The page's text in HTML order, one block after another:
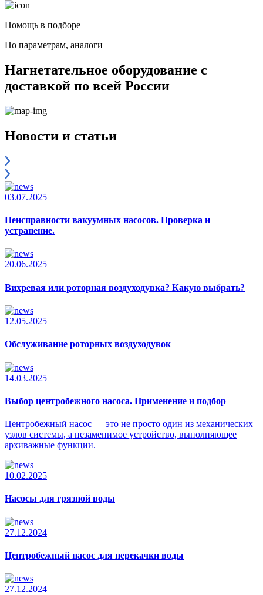
Помощь в подборе
По параметрам, аналоги
Нагнетательное оборудование с
доставкой по всей России
Новости и статьи
03.07.2025
Неисправности вакуумных насосов. Проверка и
устранение.
20.06.2025
Вихревая или роторная воздуходувка? Какую выбрать?
12.05.2025
Обслуживание роторных воздуходувок
14.03.2025
Выбор центробежного насоса. Применение и подбор
Центробежный насос — это не просто один из механических
узлов системы, а незаменимое устройство, выполняющее
архиважные функции.
10.02.2025
Насосы для грязной воды
27.12.2024
Центробежный насос для перекачки воды
27.12.2024